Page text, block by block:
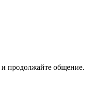
и продолжайте общение.